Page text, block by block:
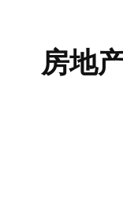
房地